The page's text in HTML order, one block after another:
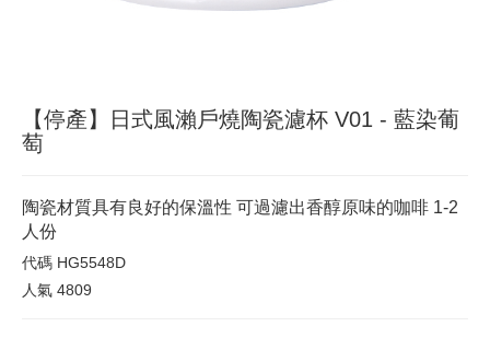
【停產】日式風瀨戶燒陶瓷濾杯 V01 - 藍染葡
萄
陶瓷材質具有良好的保溫性 可過濾出香醇原味的咖啡 1-2
人份
代碼 HG5548D
人氣 4809